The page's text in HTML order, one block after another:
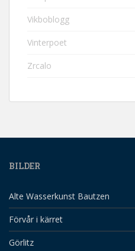
Vikboblogg
Vinterpoet
Zrcalo
BILDER
Alte Wasserkunst Bautzen
Förvår i kärret
Görlitz